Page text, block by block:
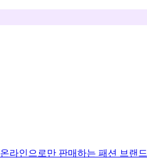
온라인으로만 판매하는 패션 브랜드